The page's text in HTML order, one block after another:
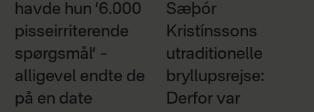
havde hun ’6.000
pisseirriterende
spørgsmål’ –
alligevel endte de
på en date
Sæþór
Kristínssons
utraditionelle
bryllupsrejse:
Derfor var